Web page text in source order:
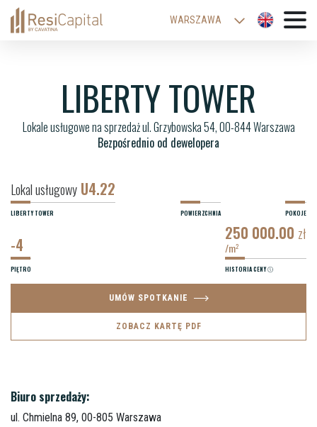
WARSZAWA
KRAKÓW
BIELSKO-BIAŁA
LIBERTY TOWER
Lokale usługowe na sprzedaż ul. Grzybowska 54, 00-844 Warszawa
Bezpośrednio od dewelopera
LIBERTY TOWER
Lokal usługowy U4.22
POWIERZCHNIA POKOJE
PIĘTRO
-4
HISTORIA CENY
250 000.00 zł
/m2
UMÓW SPOTKANIE
ZOBACZ KARTĘ PDF
Biuro sprzedaży:
ul. Chmielna 89, 00-805 Warszawa